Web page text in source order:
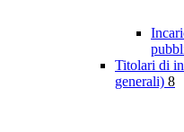
Titolari di
generali) 8